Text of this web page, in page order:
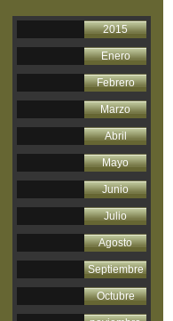
2015
Enero
Febrero
Marzo
Abril
Mayo
Junio
Julio
Agosto
Septiembre
Octubre